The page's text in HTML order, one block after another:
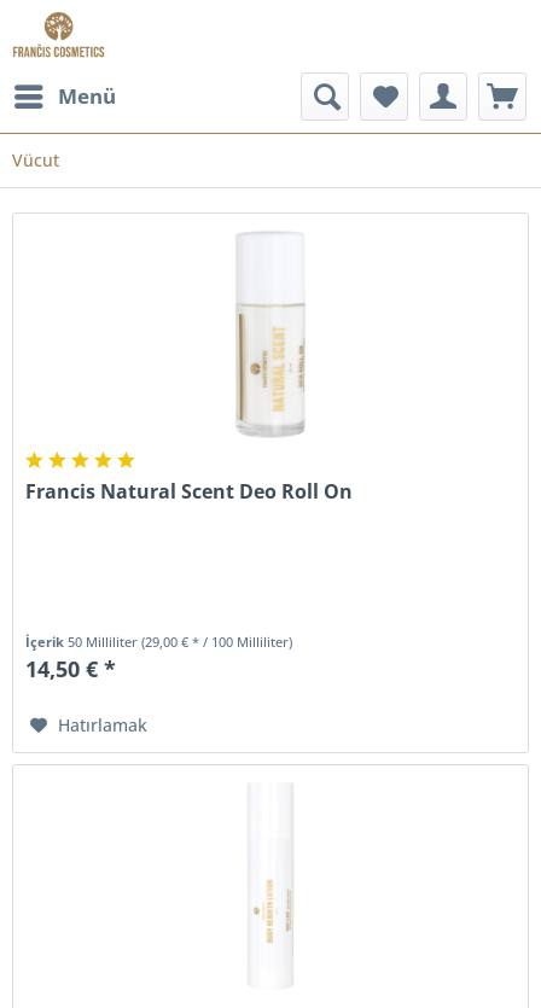
Menü
Vücut
Francis Natural Scent Deo Roll On
İçerik50 Milliliter(29,00 € * / 100 Milliliter)
14,50 € *
Hatırlamak